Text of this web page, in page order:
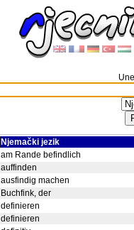
Njemački jezik
am Rande befindlich
auffinden
ausfindig machen
Buchfink, der
definieren
definieren